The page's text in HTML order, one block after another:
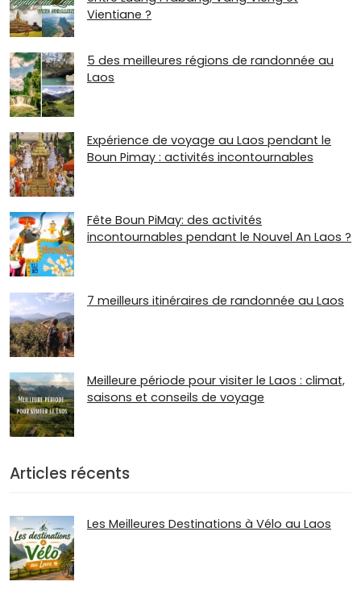
Vientiane ?
5 des meilleures régions de randonnée au
Laos
Expérience de voyage au Laos pendant le
Boun Pimay : activités incontournables
Fête Boun PiMay: des activités
incontournables pendant le Nouvel An Laos ?
7 meilleurs itinéraires de randonnée au Laos
Meilleure période pour visiter le Laos : climat,
saisons et conseils de voyage
Articles récents
Les Meilleures Destinations à Vélo au Laos